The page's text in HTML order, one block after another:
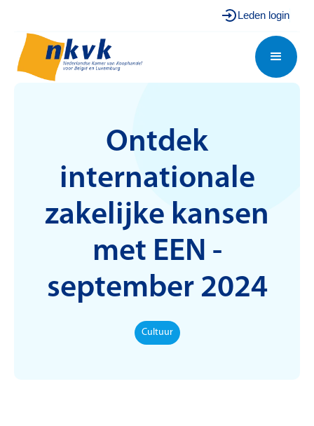
Leden login
Ontdek
internationale
zakelijke kansen
met EEN -
september 2024
Cultuur